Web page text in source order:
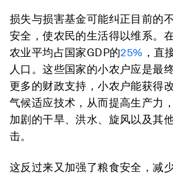
损失与损害基金可能纠正目前的
安全，使农民的生活得以维系。
农业平均占国家GDP的25% ，直
人口。这些国家的小农户应是最
更多的财政支持，小农户能获得
气候适应技术，从而提高生产力
加剧的干旱、洪水、旋风以及其
击。
这反过来又加强了粮食安全，减